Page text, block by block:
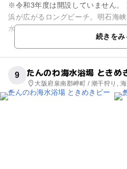
※令和3年度は開設していません。 東西約400mに渡って白い砂
浜が広がるロングビーチ。明石海
水浴を楽しむことができます。 遠浅ですので、安全に遊泳でき
続きをみ
9 たんのわ海水浴場 ときめ
大阪府泉南郡岬町 / 潮干狩り,